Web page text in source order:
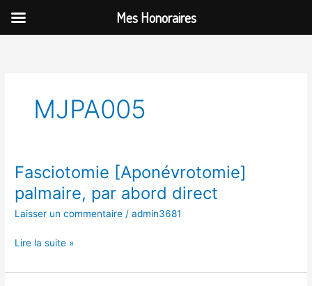
contenu
MJPA005
Fasciotomie [Aponévrotomie]
palmaire, par abord direct
Laisser un commentaire /admin3681
Fasciotomie
[Aponévrotomie]
palmaire,
par
direct
Lire la suite »
Mes Honoraires